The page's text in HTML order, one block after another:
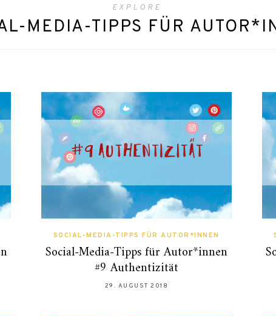
EXPLORE
MEDIA-TIPPS FÜR
SOCIAL-MEDIA-TIPPS FÜR AUTOR*INNEN
Social-Media-Tipps für Autor*innen
#9 Authentizität
29. AUGUST 2018